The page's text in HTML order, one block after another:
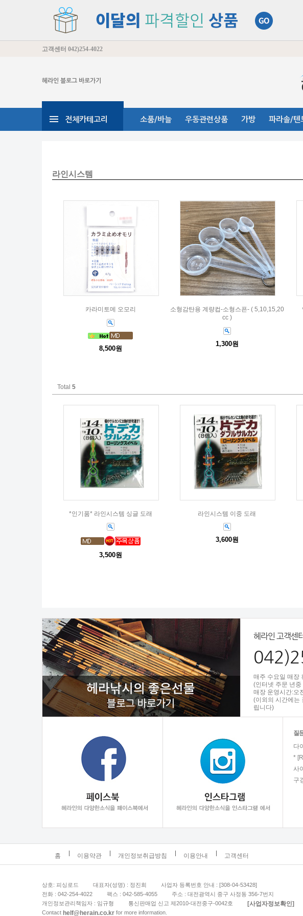
고객센터 042)254-4022
헤라인 블로그 바로가기
전체카테고리 소품/바늘 우동관련상품 가방 파라솔/텐
라인시스템
카라미토메 오모리
8,500원
소형감탄용 계량컵-소형스픈- ( 5,10,15,20
cc )
1,300원
Total 5
*인기품* 라인시스템 싱글 도래
3,500원
라인시스템 이중 도래
3,600원
헤라인 고객센
매주 수요일 매장
(인터넷 주문 년
매장 운영시간:오
(이외의 시간에는
립니다)
질
다
*
사
구
홈 이용약관 개인정보취급방침 이용안내 고객센터
상호: 피싱로드 대표자(성명) : 정진희
사업자 등록번호 안내 : [308-04-53428]
전화 : 042-254-4022
팩스 : 042-585-4055
주소 : 대전광역시 중구 사정동 356-7번지
개인정보관리책임자 : 임규형
통신판매업 신고 제2010-대전중구-0042호 [사업자정보확인]
Contact helf@herain.co.kr for more information.